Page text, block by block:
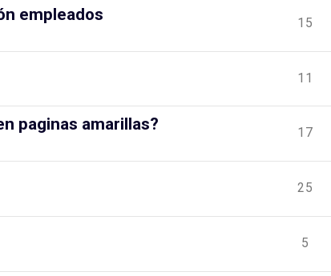
empleados 15
11
paginas amarillas? 17
25
5